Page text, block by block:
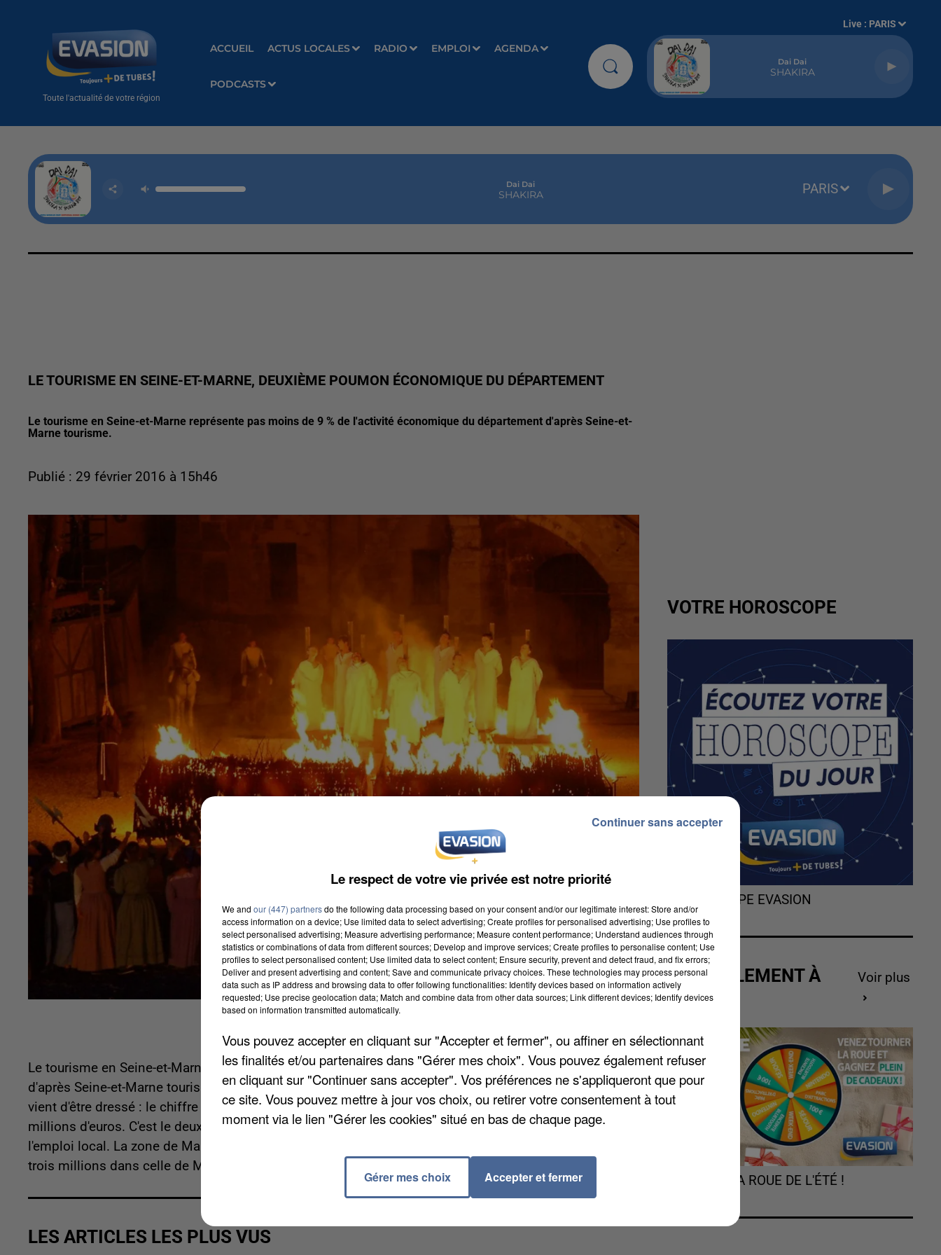
Toute l'actualité de votre région
ACCUEIL ACTUS LOCALES RADIO EMPLOI AGENDA
PODCASTS
Live : PARIS
Dai Dai
SHAKIRA
Dai Dai
SHAKIRA PARIS
LE TOURISME EN SEINE-ET-MARNE, DEUXIÈME POUMON ÉCONOMIQUE DU DÉPARTEMENT
Le tourisme en Seine-et-Marne représente pas moins de 9 % de l'activité économique du département d'après Seine-et-
Marne tourisme.
Publié : 29 février 2016 à 15h46
Le tourisme en Seine-et-Marne représente pas moins de 9 % de l'activité économique du département
d'après Seine-et-Marne tourisme, agence de développement et de réservation touristiques. Un bilan
vient d'être dressé : le chiffre d'affaires des activités caractéristiques du tourisme est estimé à 2,3
millions d'euros. C'est le deuxième secteur économique du département avec un fort impact sur
l'emploi local. La zone de Marne-la-Vallée a enregistré plus de quatorze millions de nuitées, plus de
trois millions dans celle de Meaux.
LES ARTICLES LES PLUS VUS
VOTRE HOROSCOPE
L'HOROSCOPE EVASION
ACTUELLEMENT À
GAGNER
Voir plus
TOURNEZ LA ROUE DE L'ÉTÉ !
Le respect de votre vie privée est notre priorité
We and our (447) partnersdo the following data processing based on your consent and/or our legitimate interest: Store and/or
access information on a device; Use limited data to select advertising; Create profiles for personalised advertising; Use profiles to
select personalised advertising; Measure advertising performance; Measure content performance; Understand audiences through
statistics or combinations of data from different sources; Develop and improve services; Create profiles to personalise content; Use
profiles to select personalised content; Use limited data to select content; Ensure security, prevent and detect fraud, and fix errors;
Deliver and present advertising and content; Save and communicate privacy choices. These technologies may process personal
data such as IP address and browsing data to offer following functionalities: Identify devices based on information actively
requested; Use precise geolocation data; Match and combine data from other data sources; Link different devices; Identify devices
based on information transmitted automatically.
Vous pouvez accepter en cliquant sur "Accepter et fermer", ou affiner en sélectionnant
les finalités et/ou partenaires dans "Gérer mes choix". Vous pouvez également refuser
en cliquant sur "Continuer sans accepter". Vos préférences ne s'appliqueront que pour
ce site. Vous pouvez mettre à jour vos choix, ou retirer votre consentement à tout
moment via le lien "Gérer les cookies" situé en bas de chaque page.
Gérer mes choix Accepter et fermer
Continuer sans accepter